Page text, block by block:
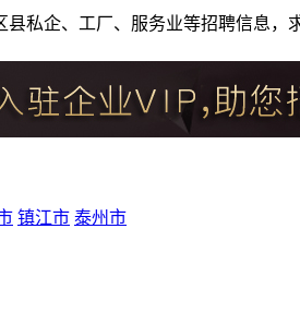
私企、工厂、服务业等招聘信息
镇江市 泰州市